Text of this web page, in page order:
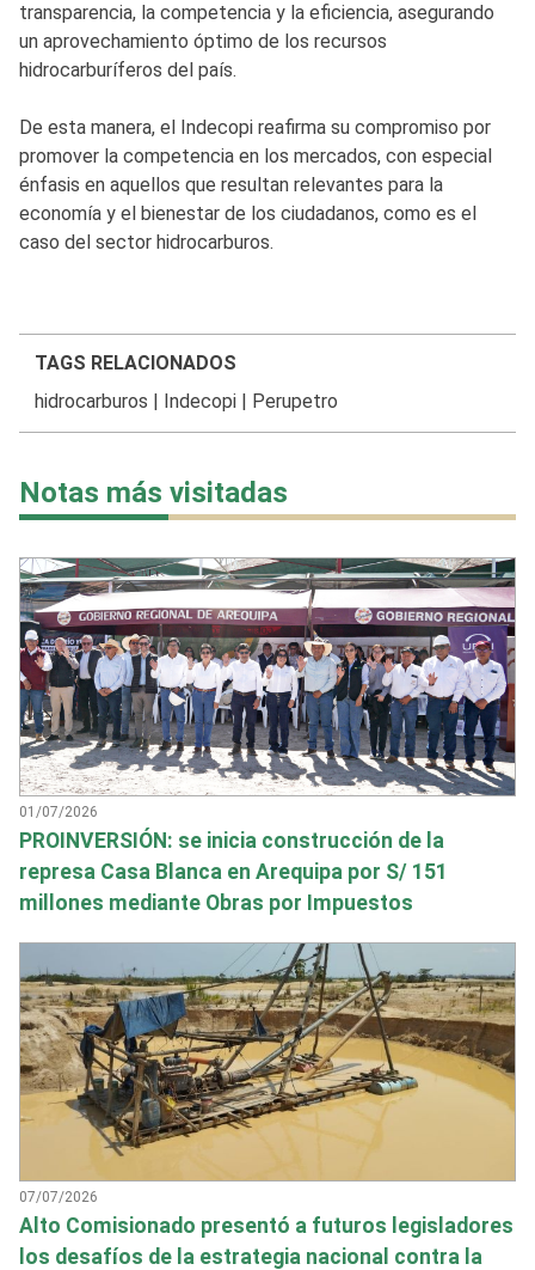
transparencia, la competencia y la eficiencia, asegurando
un aprovechamiento óptimo de los recursos
hidrocarburíferos del país.
De esta manera, el Indecopi reafirma su compromiso por
promover la competencia en los mercados, con especial
énfasis en aquellos que resultan relevantes para la
economía y el bienestar de los ciudadanos, como es el
caso del sector hidrocarburos.
TAGS RELACIONADOS
hidrocarburos
Indecopi| Perupetro
Notas más visitadas
01/07/2026
PROINVERSIÓN: se inicia construcción de la
represa Casa Blanca en Arequipa por S/ 151
millones mediante Obras por Impuestos
07/07/2026
Alto Comisionado presentó a futuros legisladores
los desafíos de la estrategia nacional contra la